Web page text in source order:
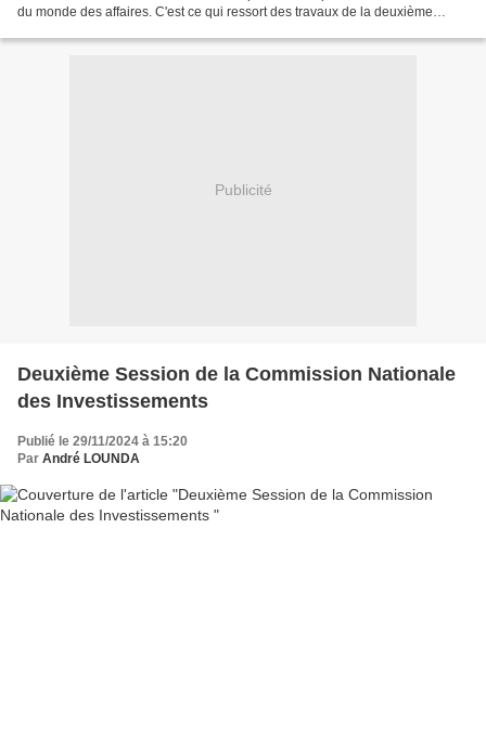
du monde des affaires. C'est ce qui ressort des travaux de la deuxième
Publicité
Deuxième Session de la Commission Nationale
des Investissements
Publié le 29/11/2024 à 15:20
Par André LOUNDA